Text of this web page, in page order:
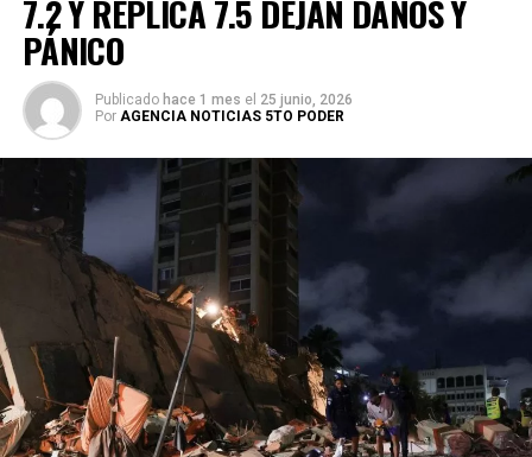
7.2 Y RÉPLICA 7.5 DEJAN DAÑOS Y
PÁNICO
Publicado hace 1 mes el 25 junio, 2026
Por AGENCIA NOTICIAS 5TO PODER